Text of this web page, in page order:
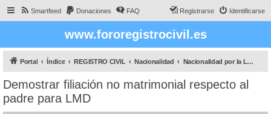
Smartfeed Donaciones FAQ Identificarse
Registrarse
www.fororegistrocivil.es
Portal Índice REGISTRO CIVIL Nacionalidad Nacionalidad por la Ley de Memoria DEMOCRÁTICA
Demostrar filiación no matrimonial respecto al
padre para LMD